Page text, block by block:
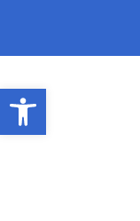
Abrir barra de